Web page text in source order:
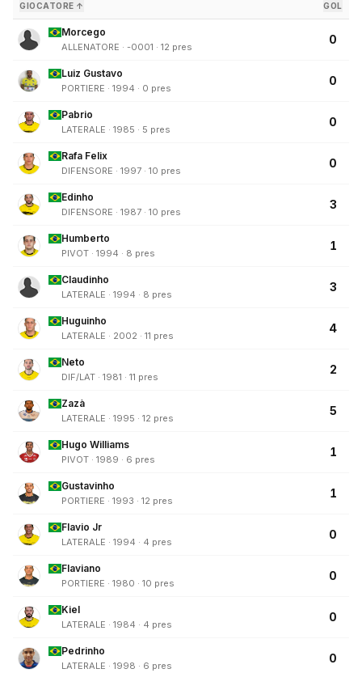
GIOCATORE ↑ GOL
Morcego
ALLENATORE · -0001 · 12 pres
0
Luiz Gustavo
PORTIERE · 1994 · 0 pres
0
Pabrio
LATERALE · 1985 · 5 pres
0
Rafa Felix
DIFENSORE · 1997 · 10 pres
0
Edinho
DIFENSORE · 1987 · 10 pres
3
Humberto
PIVOT · 1994 · 8 pres
1
Claudinho
LATERALE · 1994 · 8 pres
3
Huguinho
LATERALE · 2002 · 11 pres
4
Neto
DIF/LAT · 1981 · 11 pres
2
Zazà
LATERALE · 1995 · 12 pres
5
Hugo Williams
PIVOT · 1989 · 6 pres
1
Gustavinho
PORTIERE · 1993 · 12 pres
1
Flavio Jr
LATERALE · 1994 · 4 pres
0
Flaviano
PORTIERE · 1980 · 10 pres
0
Kiel
LATERALE · 1984 · 4 pres
0
Pedrinho
LATERALE · 1998 · 6 pres
0